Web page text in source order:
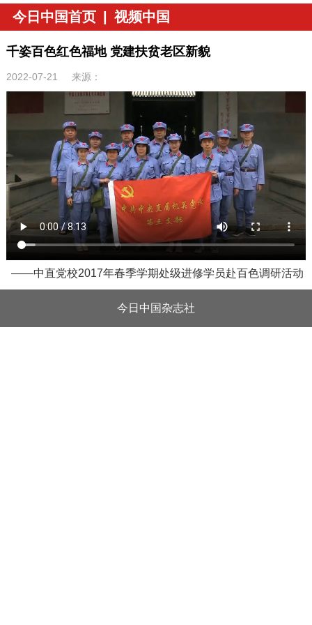
今日中国首页 视频中国
千姿百色红色福地 党建扶贫老区新貌
2022-07-21 来源：
——中直党校2017年春季学期处级进修学员赴百色调研活动
今日中国杂志社